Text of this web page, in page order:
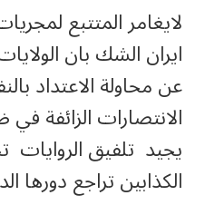
لايغامر المتتبع
ايران الشك بان
عن محاولة الاعتداد
الانتصارات الزائفة
يجيد تلفيق
الكذابين تراجع دورها